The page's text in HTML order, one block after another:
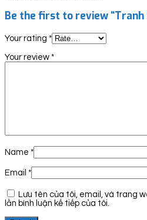
Be the first to review “Tranh
Your rating *
Your review *
Name *
Email *
Lưu tên của tôi, email, và trang
lần bình luận kế tiếp của tôi.